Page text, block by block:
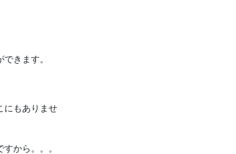
きます。
にもありませ
から。。。